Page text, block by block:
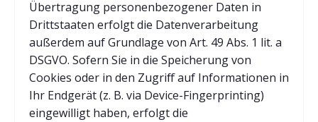
Übertragung personenbezogener Daten in
Drittstaaten erfolgt die Datenverarbeitung
außerdem auf Grundlage von Art. 49 Abs. 1 lit. a
DSGVO. Sofern Sie in die Speicherung von
Cookies oder in den Zugriff auf Informationen in
Ihr Endgerät (z. B. via Device-Fingerprinting)
eingewilligt haben, erfolgt die